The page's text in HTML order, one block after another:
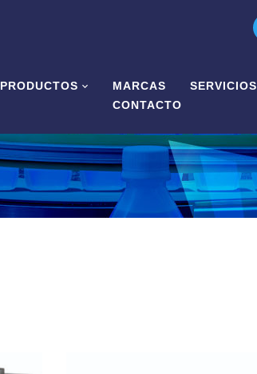
PRODUCTOS MARCAS SERVICIOS
CONTACTO